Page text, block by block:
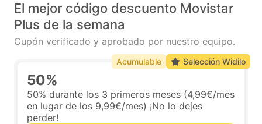
El mejor código descuento Movistar
Plus de la semana
Cupón verificado y aprobado por nuestro equipo.
50%
50% durante los 3 primeros meses (4,99€/mes
en lugar de los 9,99€/mes) ¡No lo dejes
perder!
Acumulable Selección Widilo